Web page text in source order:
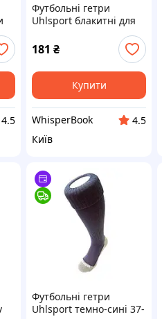
4.5
Футбольні гетри
Uhlsport блакитні для
спортивні гетри для
футболу та футзалу
181 ₴
Купити
WhisperBook
4.5
Київ
Футбольні гетри
Uhlsport темно-сині 37-